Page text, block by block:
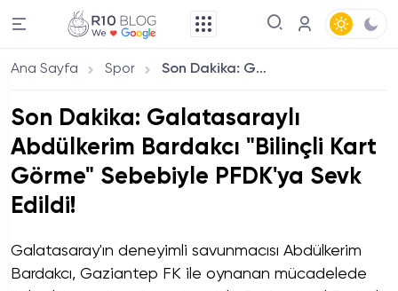
Ana Sayfa Spor Son Dakika: Galatasaraylı Abdülkerim Bardakcı "Bilinçli Kart Görme" Sebebiyle PFDK'ya Sevk Edildi!
Son Dakika: Galatasaraylı
Abdülkerim Bardakcı "Bilinçli Kart
Görme" Sebebiyle PFDK'ya Sevk
Edildi!
Galatasaray'ın deneyimli savunmacısı Abdülkerim
Bardakcı, Gaziantep FK ile oynanan mücadelede